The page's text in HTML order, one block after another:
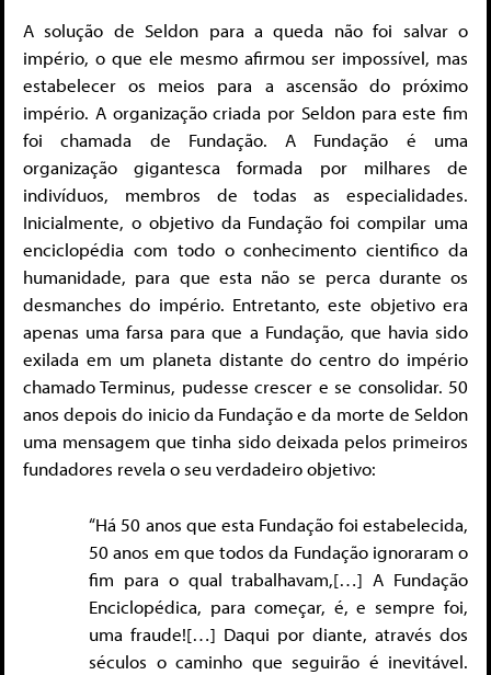
A solução de Seldon para a queda não foi salvar o
império, o que ele mesmo afirmou ser impossível, mas
estabelecer os meios para a ascensão do próximo
império. A organização criada por Seldon para este fim
foi chamada de Fundação. A Fundação é uma
organização gigantesca formada por milhares de
indivíduos, membros de todas as especialidades.
Inicialmente, o objetivo da Fundação foi compilar uma
enciclopédia com todo o conhecimento cientifico da
humanidade, para que esta não se perca durante os
desmanches do império. Entretanto, este objetivo era
apenas uma farsa para que a Fundação, que havia sido
exilada em um planeta distante do centro do império
chamado Terminus, pudesse crescer e se consolidar. 50
anos depois do inicio da Fundação e da morte de Seldon
uma mensagem que tinha sido deixada pelos primeiros
fundadores revela o seu verdadeiro objetivo:
“Há 50 anos que esta Fundação foi estabelecida,
50 anos em que todos da Fundação ignoraram o
fim para o qual trabalhavam,[…] A Fundação
Enciclopédica, para começar, é, e sempre foi,
uma fraude![…] Daqui por diante, através dos
séculos o caminho que seguirão é inevitável.